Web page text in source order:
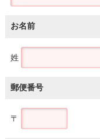
お名前
姓
郵便番号
〒